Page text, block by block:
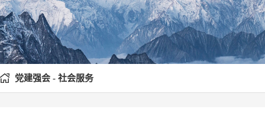
党建强会 - 社会服务